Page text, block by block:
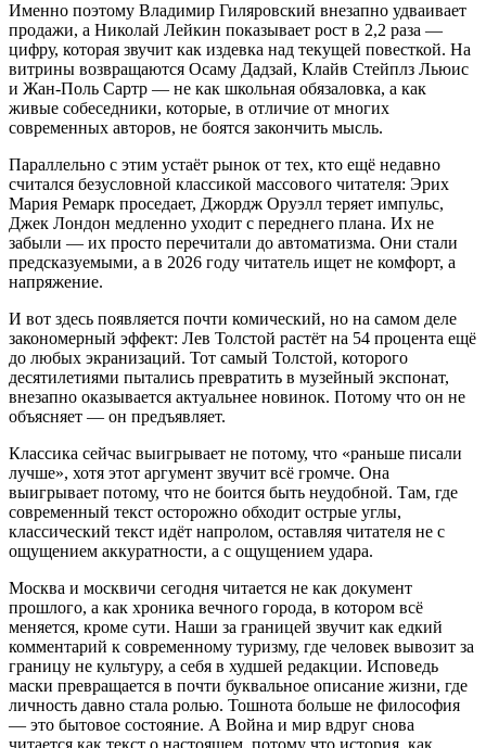
Именно поэтому Владимир Гиляровский внезапно удваивает
продажи, а Николай Лейкин показывает рост в 2,2 раза —
цифру, которая звучит как издевка над текущей повесткой. На
витрины возвращаются Осаму Дадзай, Клайв Стейплз Льюис
и Жан-Поль Сартр — не как школьная обязаловка, а как
живые собеседники, которые, в отличие от многих
современных авторов, не боятся закончить мысль.
Параллельно с этим устаёт рынок от тех, кто ещё недавно
считался безусловной классикой массового читателя: Эрих
Мария Ремарк проседает, Джордж Оруэлл теряет импульс,
Джек Лондон медленно уходит с переднего плана. Их не
забыли — их просто перечитали до автоматизма. Они стали
предсказуемыми, а в 2026 году читатель ищет не комфорт, а
напряжение.
И вот здесь появляется почти комический, но на самом деле
закономерный эффект: Лев Толстой растёт на 54 процента ещё
до любых экранизаций. Тот самый Толстой, которого
десятилетиями пытались превратить в музейный экспонат,
внезапно оказывается актуальнее новинок. Потому что он не
объясняет — он предъявляет.
Классика сейчас выигрывает не потому, что «раньше писали
лучше», хотя этот аргумент звучит всё громче. Она
выигрывает потому, что не боится быть неудобной. Там, где
современный текст осторожно обходит острые углы,
классический текст идёт напролом, оставляя читателя не с
ощущением аккуратности, а с ощущением удара.
Москва и москвичи сегодня читается не как документ
прошлого, а как хроника вечного города, в котором всё
меняется, кроме сути. Наши за границей звучит как едкий
комментарий к современному туризму, где человек вывозит за
границу не культуру, а себя в худшей редакции. Исповедь
маски превращается в почти буквальное описание жизни, где
личность давно стала ролью. Тошнота больше не философия
— это бытовое состояние. А Война и мир вдруг снова
читается как текст о настоящем, потому что история, как